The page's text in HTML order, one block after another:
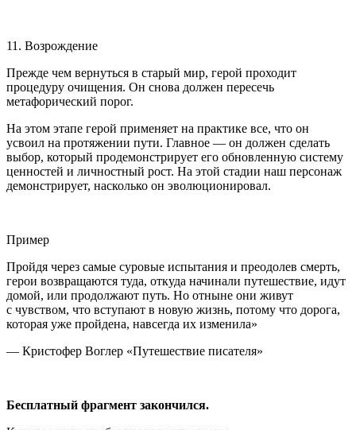
11. Возрождение
Прежде чем вернуться в старый мир, герой проходит
процедуру очищения. Он снова должен пересечь
метафорический порог.
На этом этапе герой применяет на практике все, что он
усвоил на протяжении пути. Главное — он должен сделать
выбор, который продемонстрирует его обновленную систему
ценностей и личностный рост. На этой стадии наш персонаж
демонстрирует, насколько он эволюционировал.
Пример
Пройдя через самые суровые испытания и преодолев смерть,
герои возвращаются туда, откуда начинали путешествие, идут
домой, или продолжают путь. Но отныне они живут
с чувством, что вступают в новую жизнь, потому что дорога,
которая уже пройдена, навсегда их изменила»
— Кристофер Воглер «Путешествие писателя»
Бесплатный фрагмент закончился.